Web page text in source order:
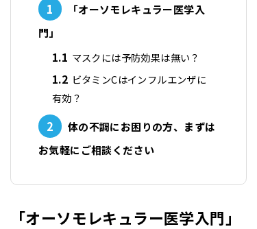
1
「オーソモレキュラー医学入
門」
1.1 マスクには予防効果は無い？
1.2 ビタミンCはインフルエンザに
有効？
2
体の不調にお困りの方、まずは
お気軽にご相談ください
「オーソモレキュラー医学入門」